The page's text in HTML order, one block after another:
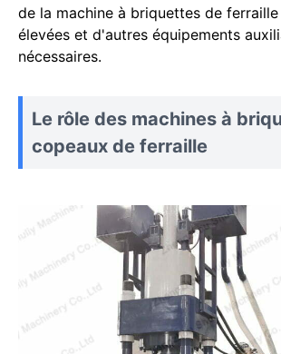
de la machine à briquettes de
élevées et d'autres équipements
nécessaires.
Le rôle des machines à
copeaux de ferraille